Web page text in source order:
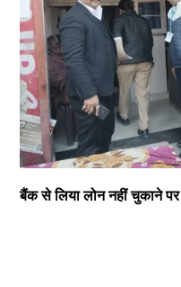
बैंक से लिया लोन नहीं चुकाने